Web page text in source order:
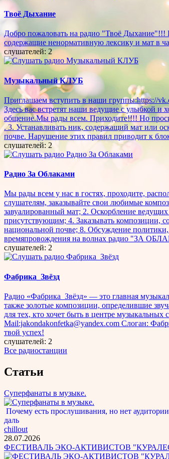
Твоё Дыхание
Добро пожаловать на радио "Твоё
содержащие ненормативную лексику и мат в
слушателей: 2
Музыкальный КЛУБ
Приглашаем вступить в наши группы:https://
Здесь вас встретят наши ведущие с улыбкой
общение.Мы рады всем. Приходите!!!! Но
. 3. Устанавливать ник, содержащий мат или
почве. Нарушение этих правил приводит к
слушателей: 2
Радио За Облаками
Мы рады всем у нас в гостях, проходите,
слушателям, заказывайте свои любимые
завуалированный мат; 2. Оскорбление
присутствующим; 4. Заказывать композиции,
национальной почве; 8. Обсуждение
времяпровождения на волнах радио "ЗА
слушателей: 2
Фабрика_Звёзд
Радио «Фабрика_Звёзд» — это главная
также золотые композиции, определившие
для тех, кто хочет быть в центре
Mail:jakondakonfetka@yandex.com Слоган:
твой успех!
слушателей: 2
Все радиостанции
Статьи
Суперфанаты в музыке.
Почему есть прослушивания, но нет
даль
chillout
28.07.2026
ФЕСТИВАЛЬ ЭКО-АКТИВИСТОВ